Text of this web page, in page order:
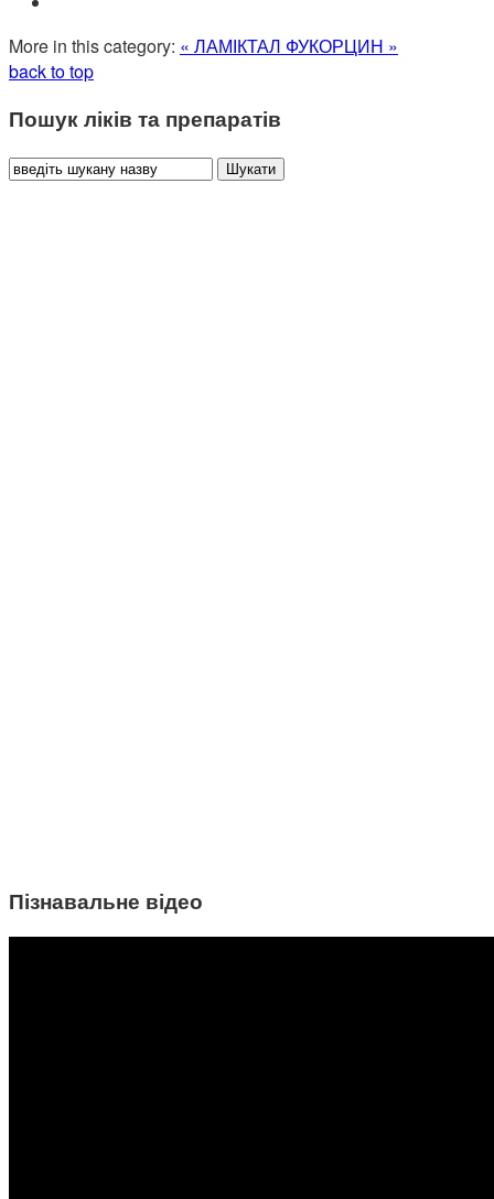
More in this category: « ЛАМІКТАЛ ФУКОРЦИН »
back to top
Пошук ліків та препаратів
Пізнавальне відео